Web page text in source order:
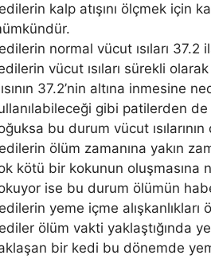
kalp atışını ölçmek için
normal vücut ısıları 37.2
vücut ısıları sürekli
37.2’nin altına inmesine
gibi patilerden
bu durum vücut
ölüm zamanına yakın
kötü bir kokunun oluşmasına
ise bu durum ölümün
yeme içme
ölüm vakti yaklaştığında
bir kedi bu dönemde